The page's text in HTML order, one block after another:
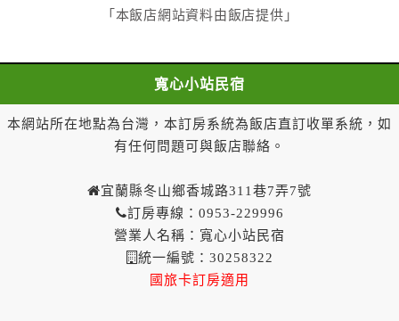
第六條（定金或預收房價總金額之收取）
第七條（甲方解約時定金之退還）
甲方解約時，應通知乙方，並得要求乙方依下列標
準返還已繳之預收房價總金額：
者，乙方應退還預收約定房價總金額百分之百。
二、 甲方解約通知於預定住宿日前第一日至第二日
到達者，乙方應退還預收約定房價總金額百分之五十。
三、 甲方解約通知於預定住宿日當日到達或未為解
約通知者，乙方得不退還預收約定房價總金額。
「本飯店網站資料由飯店提供」
寬心小站民宿
本網站所在地點為台灣，本訂房系統為飯店直訂收單系統，如
有任何問題可與飯店聯絡。
宜蘭縣冬山鄉香城路311巷7弄7號
訂房專線：0953-229996
營業人名稱：寬心小站民宿
統一編號：30258322
國旅卡訂房適用